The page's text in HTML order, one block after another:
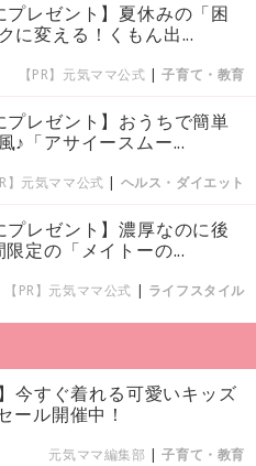
プレゼント】夏休みの「困
に変える！くもん出...
【PR】元気ママ公式 |子育て・教育
プレゼント】おうちで簡単
♪「アサイースムー...
】元気ママ公式 | ヘルス・ダイエット
プレゼント】濃厚なのに後
定の「メイトーの...
【PR】元気ママ公式 | ライフスタイル
今すぐ着れる可愛いキッズ
ール開催中！
元気ママ編集部 |子育て・教育